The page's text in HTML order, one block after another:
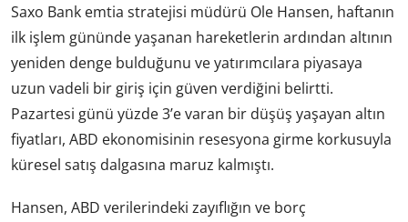
Saxo Bank emtia stratejisi müdürü Ole Hansen, haftanın
ilk işlem gününde yaşanan hareketlerin ardından altının
yeniden denge bulduğunu ve yatırımcılara piyasaya
uzun vadeli bir giriş için güven verdiğini belirtti.
Pazartesi günü yüzde 3’e varan bir düşüş yaşayan altın
fiyatları, ABD ekonomisinin resesyona girme korkusuyla
küresel satış dalgasına maruz kalmıştı.
Hansen, ABD verilerindeki zayıflığın ve borç